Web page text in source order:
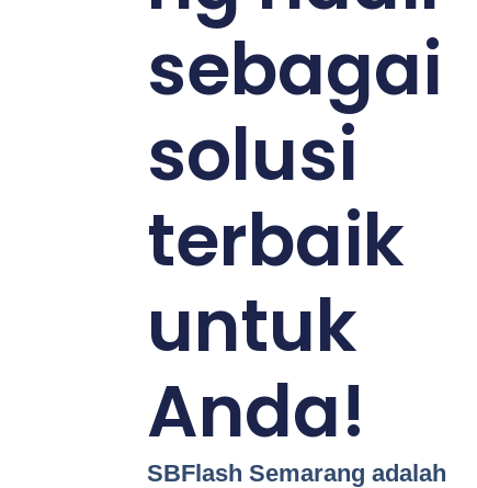
sebagai
solusi
terbaik
untuk
Anda!
SBFlash Semarang adalah